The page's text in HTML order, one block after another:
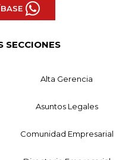
SECCIONES
Alta Gerencia
Asuntos Legales
Comunidad Empresarial